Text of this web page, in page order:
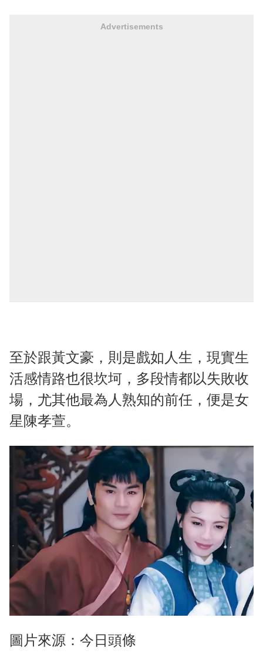
Advertisements
至於跟黃文豪，則是戲如人生，現實生
活感情路也很坎坷，多段情都以失敗收
場，尤其他最為人熟知的前任，便是女
星陳孝萱。
圖片來源：今日頭條